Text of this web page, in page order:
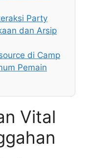
Party
dan Arsip
di Camp
Pemain
Vital